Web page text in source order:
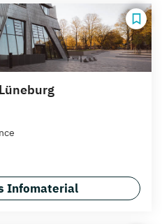
Infomaterial